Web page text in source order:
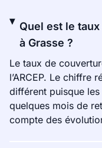
Quel est le
à Grasse ?
Le taux de
l’ARCEP. Le chiffre
différent puisque les
quelques mois de
compte des